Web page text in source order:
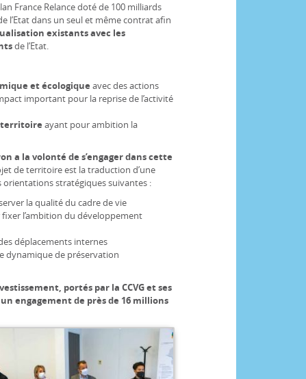
France Relance doté de 100 milliards
l’Etat dans un seul et même contrat afin
existants avec les
de l’Etat.
et écologique avec des actions
important pour la reprise de l’activité
territoire ayant pour ambition la
a la volonté de s’engager dans cette
de territoire est la traduction d’une
stratégiques suivantes :
la qualité du cadre de vie
l’ambition du développement
déplacements internes
dynamique de préservation
portés par la CCVG et ses
un engagement de près de 16 millions